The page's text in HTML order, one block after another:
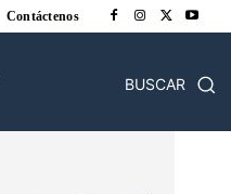
Contáctenos
BUSCAR